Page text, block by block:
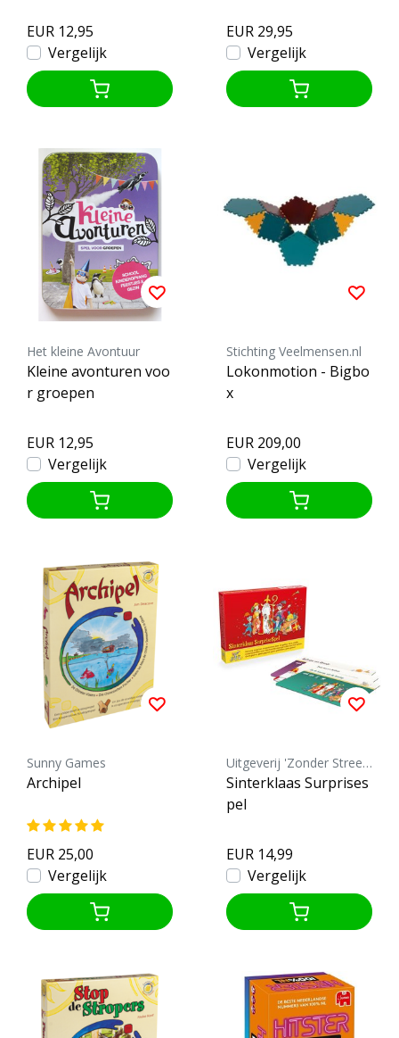
EUR 12,95
Vergelijk
EUR 29,95
Vergelijk
Het kleine Avontuur
Kleine avonturen voo
r groepen
EUR 12,95
Vergelijk
Stichting Veelmensen.nl
Lokonmotion - Bigbo
x
EUR 209,00
Vergelijk
Sunny Games
Archipel
EUR 25,00
Vergelijk
Uitgeverij 'Zonder Streepje!'
Sinterklaas Surprises
pel
EUR 14,99
Vergelijk